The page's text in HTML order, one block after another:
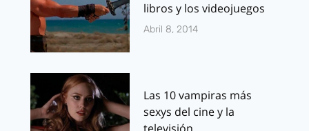
libros y los videojuegos
Abril 8, 2014
Las 10 vampiras más
sexys del cine y la